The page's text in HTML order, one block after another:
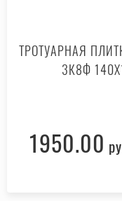
ТРОТУАРНАЯ
3К8Ф
1950.00